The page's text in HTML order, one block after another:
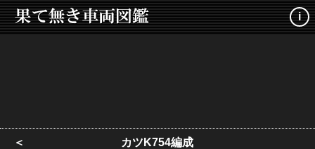
i
＜ カツK754編成